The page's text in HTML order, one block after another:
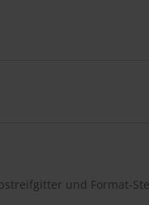
und Format-